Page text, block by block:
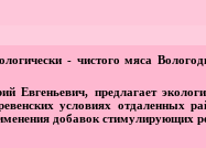
- чистого мяса
предлагает
условиях отдаленных
добавок стимулирующих